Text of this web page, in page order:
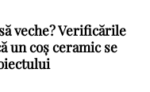
veche? Verificările
un coș ceramic se